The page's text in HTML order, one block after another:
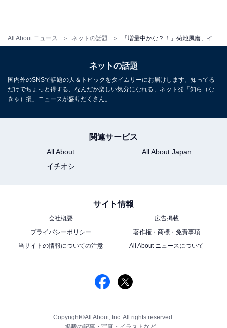
All About ニュース ネットの話題 「増量中かな？！」菊池風磨、イケメンオフショに「なんでこんなに色気とバブみがあるの？」反響
ネットの話題
国内外のSNSで話題の人＆トピックをタイムリーにお届けします。知ってる
だけでちょっと得する、なんだか楽しい気分になれる、ネット発「知ら（な
きゃ）損」ニュースが盛りだくさん。
関連サービス
All About
All About Japan
イチオシ
サイト情報
会社概要
広告掲載
プライバシーポリシー
著作権・商標・免責事項
当サイトの情報についての注意
All About ニュースについて
Copyright©All About, Inc. All rights reserved.